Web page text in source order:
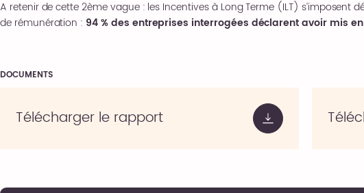
A retenir de cette 2ème vague : les Incentives à Long Terme (ILT)
de rémunération : 94 % des entreprises interrogées déclarent avoir mis
DOCUMENTS
Télécharger le rapport